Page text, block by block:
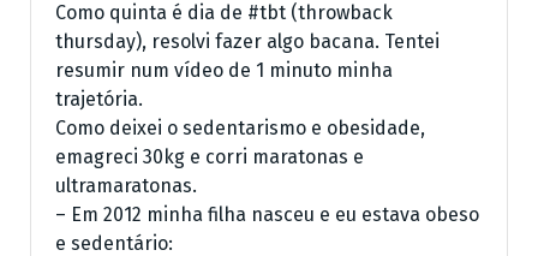
Como quinta é dia de #tbt (throwback
thursday), resolvi fazer algo bacana. Tentei
resumir num vídeo de 1 minuto minha
trajetória.
Como deixei o sedentarismo e obesidade,
emagreci 30kg e corri maratonas e
ultramaratonas.
– Em 2012 minha filha nasceu e eu estava obeso
e sedentário: